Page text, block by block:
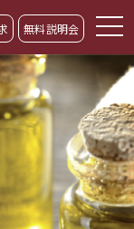
無料説明会